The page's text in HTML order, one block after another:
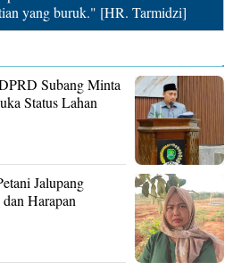
yang buruk." [HR. Tarmidzi]
Subang Minta
Status Lahan
Jalupang
Harapan